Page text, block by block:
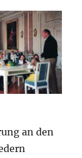
an den